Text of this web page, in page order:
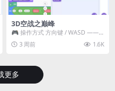
3D空战之巅峰
🎮 操作方式 方向键 / WASD ——
移动 Z / K —— 射击 / 攻击...
3 周前 1.6K
更多